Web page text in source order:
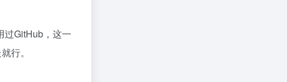
过GitHub，这一
行。